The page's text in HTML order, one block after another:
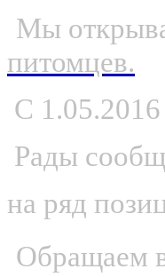
Мы
питомцев.
С 1.05.2016
Рады
на ряд
Обращаем